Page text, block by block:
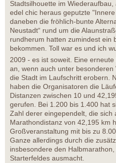
Stadtsilhouette im
edel chic heraus geputzte
daneben die fröhlich-bunte
Neustadt“ rund um die
rundherum hatten zumindest ein
bekommen. Toll war es und ich
2009 - es ist soweit. Eine
an, wenn auch unter besonderen
die Stadt im Laufschritt erobern.
haben die Organisatoren die
Distanzen zwischen 10 und
gerufen. Bei 1.200 bis 1.400 hat
Zahl derer eingependelt, die sich
Marathondistanz von 42,195 km
Großveranstaltung mit bis zu
Ganze allerdings durch die
insbesondere den
Starterfeldes ausmacht.